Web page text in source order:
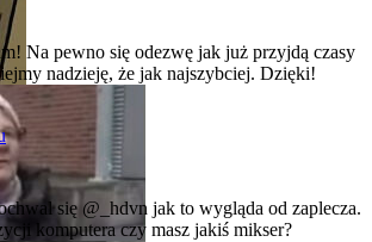
Na pewno się odezwę jak już przyjdą czasy
nadzieję, że jak najszybciej. Dzięki!
się @_hdvn jak to wygląda od zaplecza.
komputera czy masz jakiś mikser?